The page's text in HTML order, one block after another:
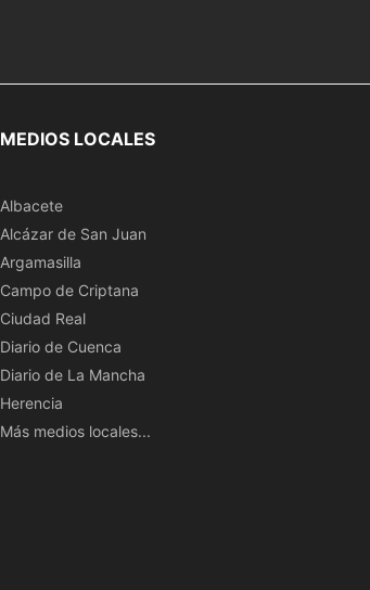
MEDIOS LOCALES
Albacete
Alcázar de San Juan
Argamasilla
Campo de Criptana
Ciudad Real
Diario de Cuenca
Diario de La Mancha
Herencia
Más medios locales...